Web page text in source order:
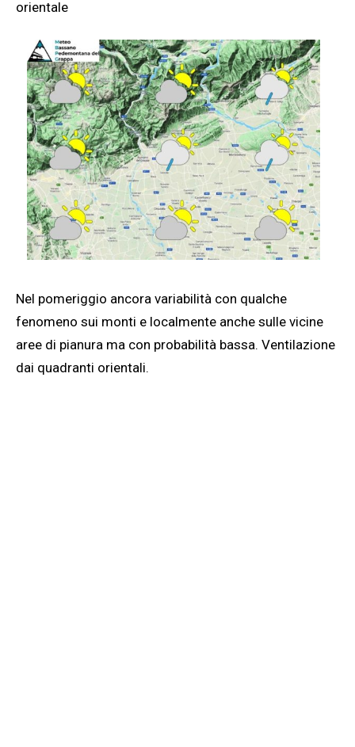
orientale
Nel pomeriggio ancora variabilità con qualche
fenomeno sui monti e localmente anche sulle vicine
aree di pianura ma con probabilità bassa. Ventilazione
dai quadranti orientali.